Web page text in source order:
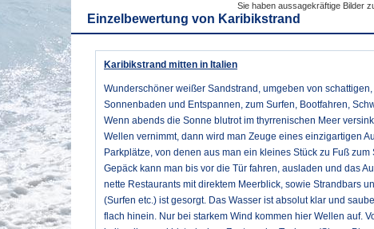
Sie haben aussagekräftige Bilder
Einzelbewertung von Karibikstrand
Karibikstrand mitten in Italien
Wunderschöner weißer Sandstrand, umgeben von
Sonnenbaden und Entspannen, zum Surfen, Bootfahren,
Wenn abends die Sonne blutrot im thyrrenischen Meer
Wellen vernimmt, dann wird man Zeuge eines einzigartigen
Parkplätze, von denen aus man ein kleines Stück zu Fuß
Gepäck kann man bis vor die Tür fahren, ausladen und das
nette Restaurants mit direktem Meerblick, sowie Strandbars
(Surfen etc.) ist gesorgt. Das Wasser ist absolut klar und
flach hinein. Nur bei starkem Wind kommen hier Wellen auf.